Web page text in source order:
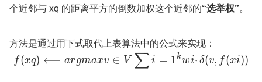
个近邻与 xq 的距离平方的倒数加权这个近邻的“选举权”。
方法是通过用下式取代上表算法中的公式来实现：
f(xq) ⟵ argmaxv ∈ V ∑i = 1kwi⋅ δ(v, f(xi))